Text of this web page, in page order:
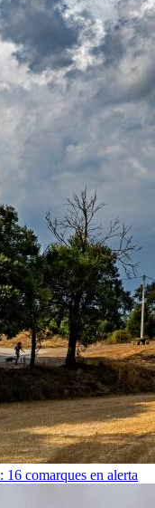
16 comarques en alerta